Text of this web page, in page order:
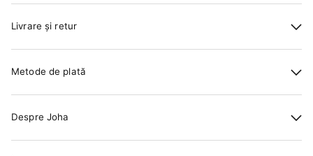
Livrare și retur
Metode de plată
Despre Joha